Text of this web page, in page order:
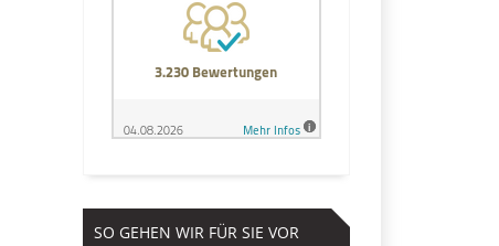
SO GEHEN WIR FÜR SIE VOR